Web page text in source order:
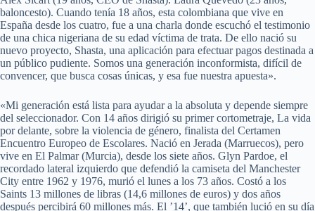
baloncesto). Cuando tenía 18 años, esta colombiana que vive en
España desde los cuatro, fue a una charla donde escuchó el testimonio
de una chica nigeriana de su edad víctima de trata. De ello nació su
nuevo proyecto, Shasta, una aplicación para efectuar pagos destinada a
un público pudiente. Somos una generación inconformista, difícil de
convencer, que busca cosas únicas, y esa fue nuestra apuesta».
«Mi generación está lista para ayudar a la absoluta y depende siempre
del seleccionador. Con 14 años dirigió su primer cortometraje, La vida
por delante, sobre la violencia de género, finalista del Certamen
Encuentro Europeo de Escolares. Nació en Jerada (Marruecos), pero
vive en El Palmar (Murcia), desde los siete años. Glyn Pardoe, el
recordado lateral izquierdo que defendió la camiseta del Manchester
City entre 1962 y 1976, murió el lunes a los 73 años. Costó a los
Saints 13 millones de libras (14,6 millones de euros) y dos años
después percibirá 60 millones más. El ’14’, que también lució en su día